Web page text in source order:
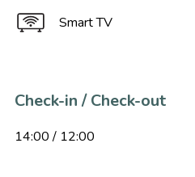
Smart TV
Check-in / Check-out
14:00 / 12:00